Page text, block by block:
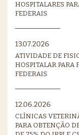
HOSPITALARES
FEDERAIS
13.07.2026
ATIVIDADE DE
HOSPITALAR PARA
FEDERAIS
12.06.2026
CLÍNICAS
PARA OBTENÇÃO